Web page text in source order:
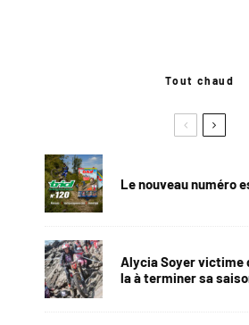
Tout chaud
Le nouveau numéro
Alycia Soyer victime
la à terminer sa